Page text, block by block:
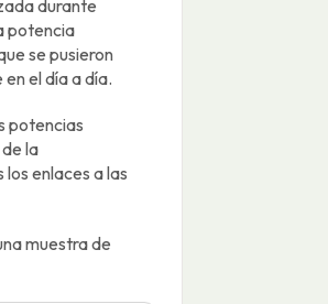
durante
potencia
se pusieron
el día a día.
potencias
la
enlaces a las
muestra de